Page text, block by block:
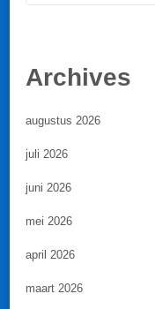
Archives
augustus 2026
juli 2026
juni 2026
mei 2026
april 2026
maart 2026